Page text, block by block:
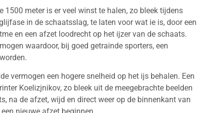
meter is er veel winst te halen, zo bleek tijdens
in de schaatsslag, te laten voor wat ie is, door een
en een afzet loodrecht op het ijzer van de schaats.
waardoor, bij goed getrainde sporters, een
vermogen een hogere snelheid op het ijs behalen. Een
Koelizjnikov, zo bleek uit de meegebrachte beelden
na de afzet, wijd en direct weer op de binnenkant van